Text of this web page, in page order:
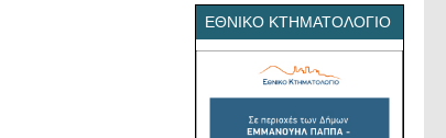
ΕΘΝΙΚΌ ΚΤΗΜΑΤΟΛΌΓΙΟ